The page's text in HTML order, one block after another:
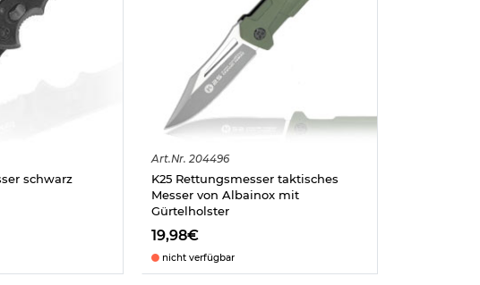
schwarz
Art.Nr. 204496
K25 Rettungsmesser taktisches
Messer von Albainox mit
Gürtelholster
19,98€
nicht verfügbar